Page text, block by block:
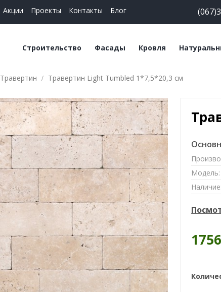
Акции Проекты Контакты Блог
Строительство
Керамические блоки
Строительные смеси
Фасады
Плитка клинкерная
Плитка ручной
формовки
Клинкерный кирпич
Кирпич ручной
формовки
Клинкерный
подоконник
Кровля
Битумная черепица
Керамическая
черепица
Мансардные окна
Софиты
Мрамор
Травертин Травертин Light Tumbled 1*7,5*20,3 cм
Модель:
Наличие: